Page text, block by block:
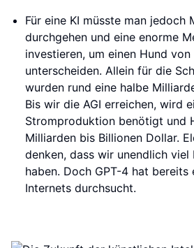
Für eine KI müsste man jedoch
durchgehen und eine enorme
investieren, um einen Hund
unterscheiden. Allein für die
wurden rund eine halbe
Bis wir die AGI erreichen, wird
Stromproduktion benötigt und
Milliarden bis Billionen Dollar.
denken, dass wir unendlich viel
haben. Doch GPT-4 hat bereits
Internets durchsucht.